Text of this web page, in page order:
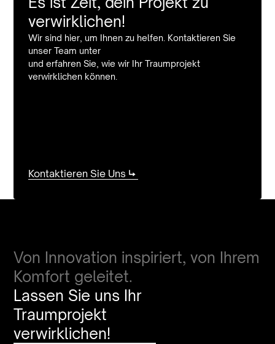
verwirklichen!
Wir sind hier, um Ihnen zu helfen. Kontaktieren Sie
unser Team unter
und erfahren Sie, wie wir Ihr Traumprojekt
verwirklichen können.
Kontaktieren Sie Uns
Von Innovation inspiriert, von Ihrem
Komfort geleitet.
Lassen Sie uns Ihr
Traumprojekt
verwirklichen!